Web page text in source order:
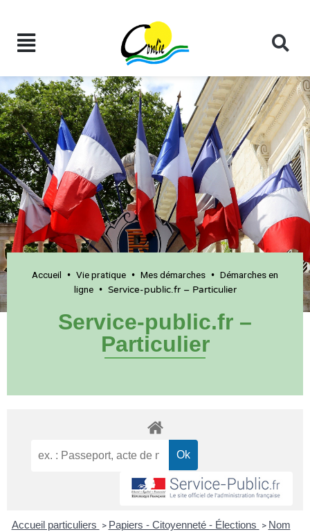
Accueil • Vie pratique • Mes démarches • Démarches en
ligne• Service-public.fr – Particulier
Service-public.fr –
Particulier
Accueil particuliers > Papiers - Citoyenneté - Élections > Nom